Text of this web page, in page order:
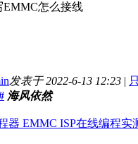
EMMC怎么接线
发表于 2022-6-13 12:23 |
海风依然
器 EMMC ISP在线编程实